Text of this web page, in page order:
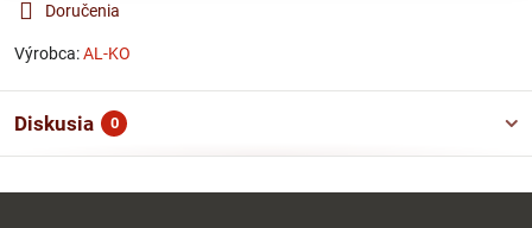
Doručenia
Výrobca:AL-KO
Diskusia 0